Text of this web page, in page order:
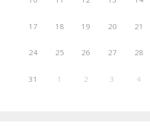
17 18 19 20 21
24 25 26 27 28
31 1 2 3 4